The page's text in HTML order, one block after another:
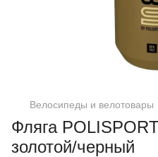
Велосипеды и велотовары
Фляга
золотой/черный